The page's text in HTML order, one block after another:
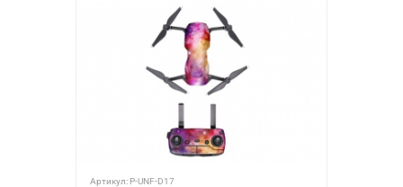
Артикул: P-UNF-D17